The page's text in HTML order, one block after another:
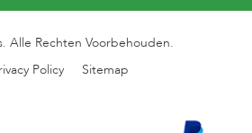
Alle Rechten Voorbehouden.
Policy
Sitemap